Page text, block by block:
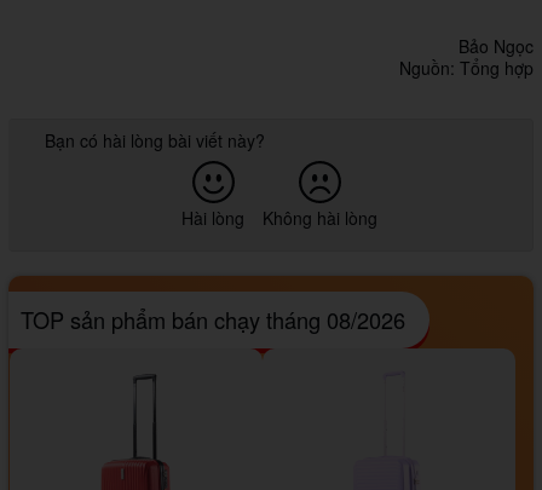
Bảo Ngọc
Nguồn: Tổng hợp
Bạn có hài lòng bài viết này?
Hài lòng Không hài lòng
TOP sản phẩm bán chạy tháng 08/2026